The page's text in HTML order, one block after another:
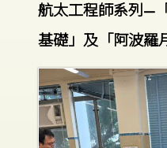
航太工程師系列—
基礎」及「阿波羅